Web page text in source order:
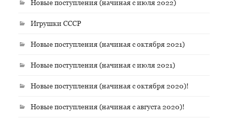
Новые поступления (начиная с июля 2022)
Игрушки СССР
Новые поступления (начиная с октября 2021)
Новые поступления (начиная с июля 2021)
Новые поступления (начиная с октября 2020)!
Новые поступления (начиная с августа 2020)!